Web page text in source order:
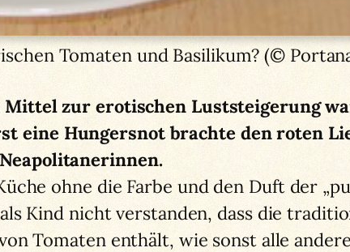
Tomaten und Basilikum? (©
Mittel zur erotischen Luststeigerung
eine Hungersnot brachte den roten
ohne die Farbe und den Duft der
Kind nicht verstanden, dass die
Tomaten enthält, wie sonst alle